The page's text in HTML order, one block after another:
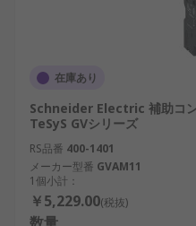
在庫あり
Schneider Electric 補助コ
TeSyS GVシリーズ
RS品番 400-1401
メーカー型番 GVAM11
1個小計：
￥5,229.00(税抜)